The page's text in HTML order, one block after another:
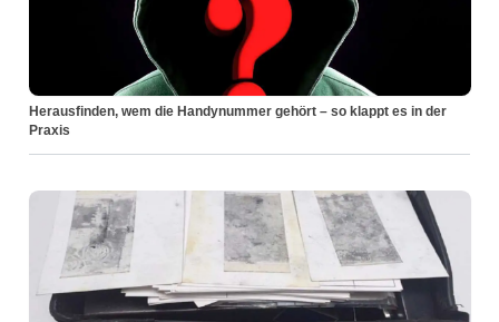
Herausfinden, wem die Handynummer gehört – so klappt es in der
Praxis